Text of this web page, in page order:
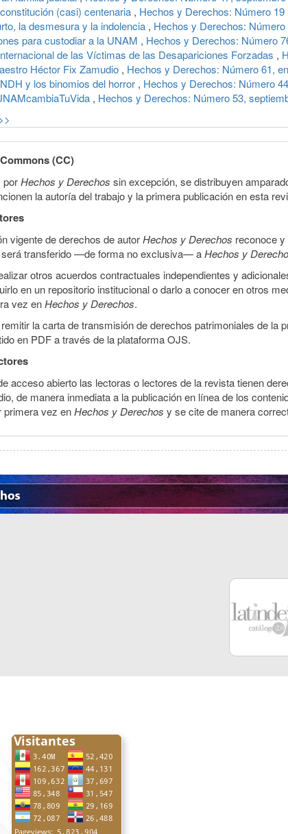
(casi) centenaria , Hechos y Derechos: Número 19
la desmesura y la indolencia , Hechos y Derechos:
para custodiar a la UNAM , Hechos y Derechos: Número
de las Víctimas de las Desapariciones Forzadas ,
Héctor Fix Zamudio , Hechos y Derechos: Número 61,
y los binomios del horror , Hechos y Derechos: Número
, Hechos y Derechos: Número 53,
(CC)
porHechos y Derechos sin excepción, se distribuyen
la autoría del trabajo y la primera publicación en esta
vigente de derechos de autorHechos y Derechos reconoce
será transferido —de forma no exclusiva— aHechos y
otros acuerdos contractuales independientes y
en un repositorio institucional o darlo a conocer en otros
vez enHechos y Derechos.
la carta de transmisión de derechos patrimoniales de
en PDF a través de la plataforma OJS.
acceso abierto las lectoras o lectores de la revista tienen
de manera inmediata a la publicación en línea de los
primera vez enHechos y Derechos y se cite de manera